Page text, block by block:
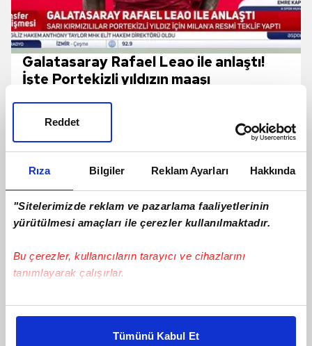
Rıza Bilgiler Reklam Ayarları Hakkında
"Sitelerimizde reklam ve pazarlama faaliyetlerinin
yürütülmesi amaçları ile çerezler kullanılmaktadır.
Bu çerezler, kullanıcıların tarayıcı ve cihazlarını
tanımlayarak çalışırlar.
Bu çerezlere izin vermeniz halinde sizlere özel
daha iyi reklam deneyimi yaşatabiliriz. Bunu yaparken
Tümünü Kabul Et
Reddet
Galatasaray Rafael Leao ile anlaştı!
İşte Portekizli yıldızın maaşı
TRANSFER | Galatasaray'dan
Hamlesi!